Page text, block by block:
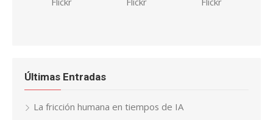
Últimas Entradas
La fricción humana en tiempos de IA